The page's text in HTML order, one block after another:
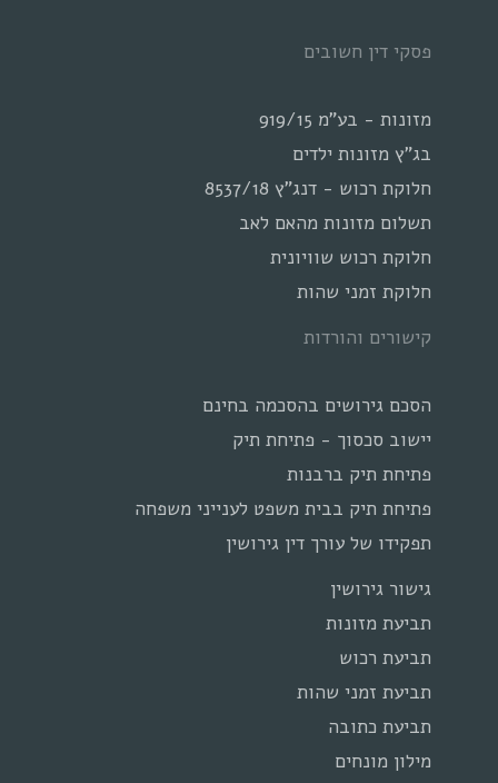
פסקי דין חשובים
מזונות - בע"מ 919/15
בג"ץ מזונות ילדים
חלוקת רכוש - דנג"ץ 8537/18
תשלום מזונות מהאם לאב
חלוקת רכוש שוויונית
חלוקת זמני שהות
קישורים והורדות
הסכם גירושים בהסכמה בחינם
יישוב סכסוך - פתיחת תיק
פתיחת תיק ברבנות
פתיחת תיק בבית משפט לענייני משפחה
תפקידו של עורך דין גירושין
גישור גירושין
תביעת מזונות
תביעת רכוש
תביעת זמני שהות
תביעת כתובה
מילון מונחים